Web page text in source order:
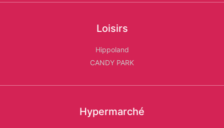
Loisirs
Hippoland
CANDY PARK
Hypermarché